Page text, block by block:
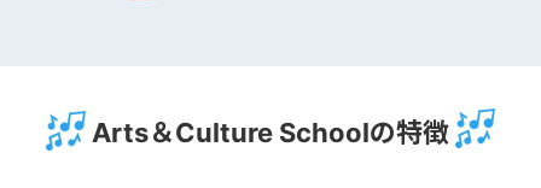
Arts＆Culture Schoolの特徴